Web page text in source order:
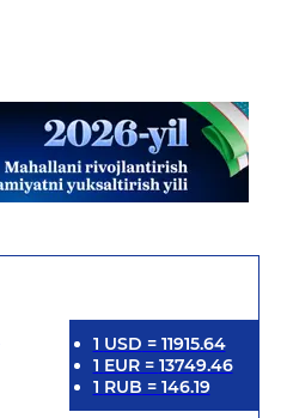
1 USD = 11915.64
1 EUR= 13749.46
1 RUB = 146.19